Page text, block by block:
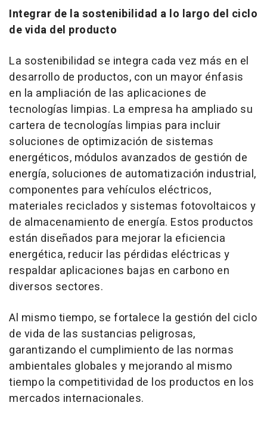
Integrar de la sostenibilidad a lo largo del ciclo
de vida del producto
La sostenibilidad se integra cada vez más en el
desarrollo de productos, con un mayor énfasis
en la ampliación de las aplicaciones de
tecnologías limpias. La empresa ha ampliado su
cartera de tecnologías limpias para incluir
soluciones de optimización de sistemas
energéticos, módulos avanzados de gestión de
energía, soluciones de automatización industrial,
componentes para vehículos eléctricos,
materiales reciclados y sistemas fotovoltaicos y
de almacenamiento de energía. Estos productos
están diseñados para mejorar la eficiencia
energética, reducir las pérdidas eléctricas y
respaldar aplicaciones bajas en carbono en
diversos sectores.
Al mismo tiempo, se fortalece la gestión del ciclo
de vida de las sustancias peligrosas,
garantizando el cumplimiento de las normas
ambientales globales y mejorando al mismo
tiempo la competitividad de los productos en los
mercados internacionales.